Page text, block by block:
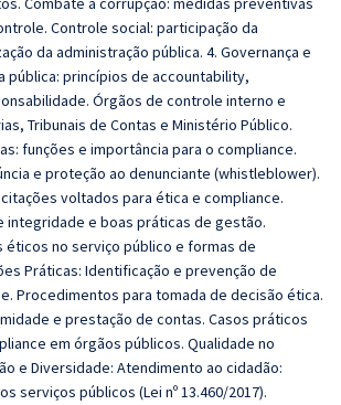
Controle social: participação da
da administração pública. 4. Governança e
pública: princípios de accountability,
Órgãos de controle interno e
Tribunais de Contas e Ministério Público.
funções e importância para o compliance.
e proteção ao denunciante (whistleblower).
voltados para ética e compliance.
integridade e boas práticas de gestão.
éticos no serviço público e formas de
Práticas: Identificação e prevenção de
Procedimentos para tomada de decisão ética.
e prestação de contas. Casos práticos
em órgãos públicos. Qualidade no
e Diversidade: Atendimento ao cidadão:
serviços públicos (Lei nº 13.460/2017).